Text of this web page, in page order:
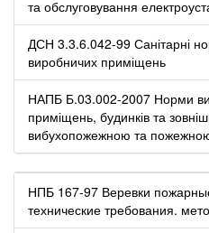
та обслуговування
ДСН 3.3.6.042-99 Санітарні
виробничих приміщень
НАПБ Б.03.002-2007 Норми
приміщень, будинків та
вибухопожежною та
НПБ 167-97 Веревки
технические требования.